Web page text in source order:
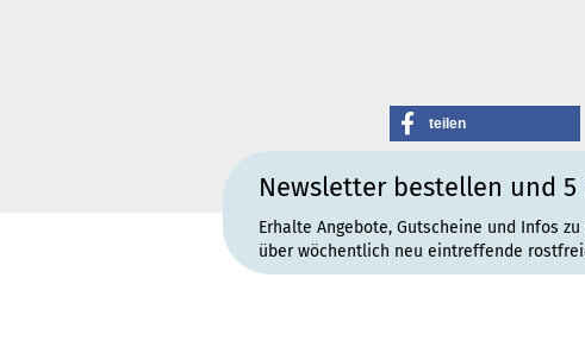
teilen
Newsletter bestellen und 5
Erhalte Angebote, Gutscheine und Infos
über wöchentlich neu eintreffende